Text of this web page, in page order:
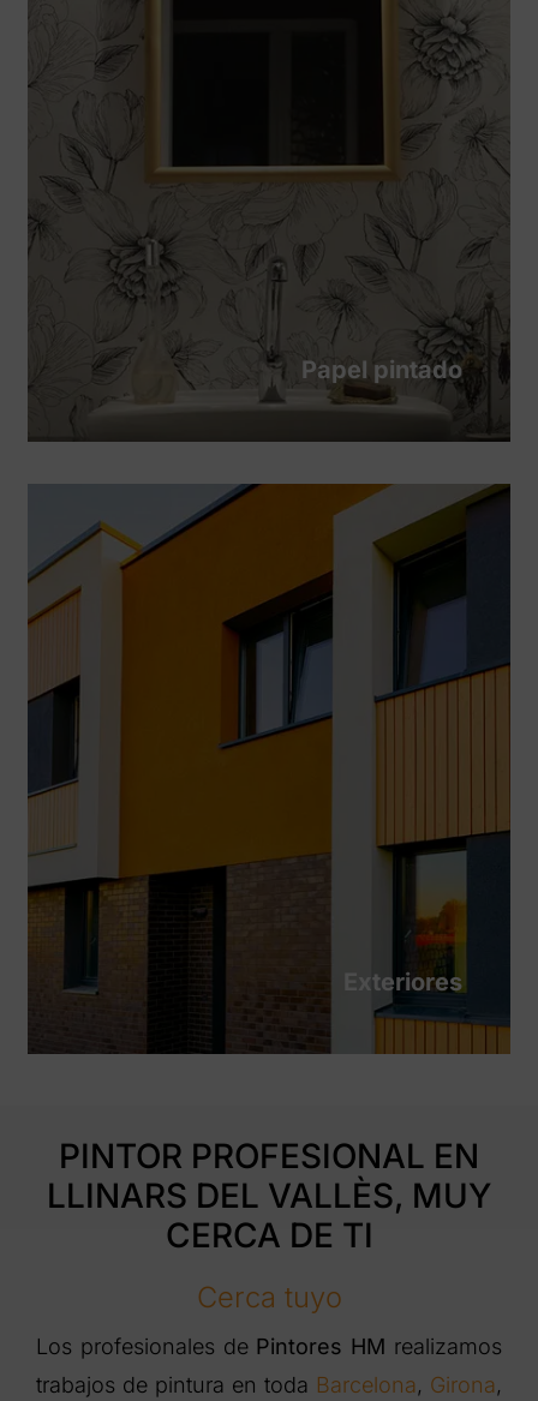
Papel pintado
Exteriores
PINTOR PROFESIONAL EN
LLINARS DEL VALLÈS, MUY
CERCA DE TI
Cerca tuyo
Los profesionales de Pintores HM realizamos
trabajos de pintura en toda Barcelona, Girona,